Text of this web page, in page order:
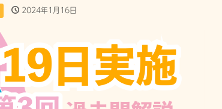
2024年1月16日